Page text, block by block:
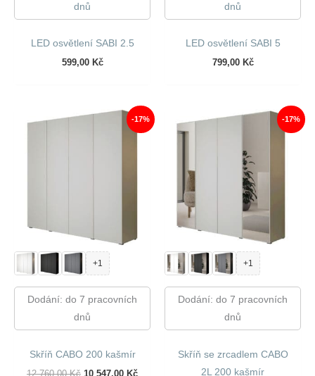
dnů
LED osvětlení SABI 2.5
599,00 Kč
dnů
LED osvětlení SABI 5
799,00 Kč
-17%
+1
Dodání: do 7 pracovních
dnů
Skříň CABO 200 kašmír
12 760,00Kč Původní
10 547,00 KčAktuální
-17%
+1
Dodání: do 7 pracovních
dnů
Skříň se zrcadlem CABO
2L 200 kašmír